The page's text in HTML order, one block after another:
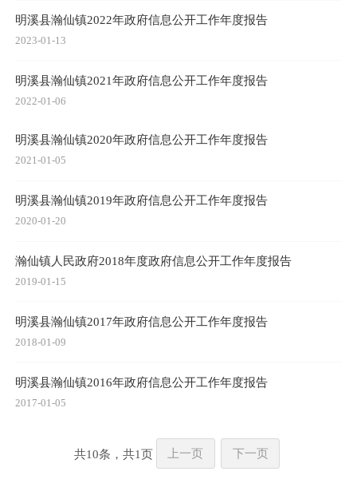
明溪县瀚仙镇2022年政府信息公开工作年度报告
2023-01-13
明溪县瀚仙镇2021年政府信息公开工作年度报告
2022-01-06
明溪县瀚仙镇2020年政府信息公开工作年度报告
2021-01-05
明溪县瀚仙镇2019年政府信息公开工作年度报告
2020-01-20
瀚仙镇人民政府2018年度政府信息公开工作年度报告
2019-01-15
明溪县瀚仙镇2017年政府信息公开工作年度报告
2018-01-09
明溪县瀚仙镇2016年政府信息公开工作年度报告
2017-01-05
共10条，共1页 上一页 下一页